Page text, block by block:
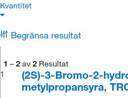
Kvantitet
Begränsa resultat
1 – 2 av 2 Resultat
1
(2S)-3-Bromo-2-
metylpropansyra,